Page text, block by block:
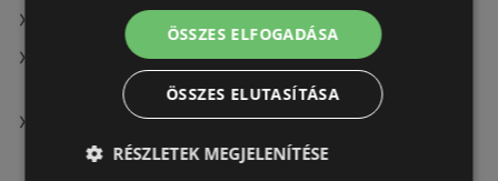
A(z) DIEGO üzletei itt: Keszthely
A(z) Kulcs patika aktuális Nyíregyháza akciós
A(z) OTP Bank üzletei itt: Körmend
ÖSSZES ELFOGADÁSA
ÖSSZES ELUTASÍTÁSA
RÉSZLETEK MEGJELENÍTÉSE